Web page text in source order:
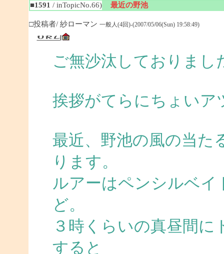
■1591 / inTopicNo.66) 最近の野池
□投稿者/ 紗ローマン 一般人(4回)-(2007/05/06(Sun) 19:58:49)
ご無沙汰しておりまし
挨拶がてらにちょいア
最近、野池の風の当た
ります。
ルアーはペンシルベ
ど。
３時くらいの真昼間
すると